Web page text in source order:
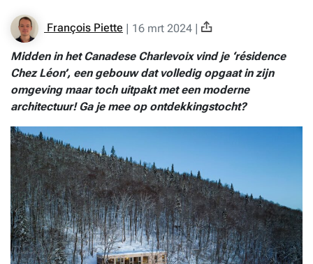
François Piette | 16 mrt 2024 |
Midden in het Canadese Charlevoix vind je ‘résidence
Chez Léon’, een gebouw dat volledig opgaat in zijn
omgeving maar toch uitpakt met een moderne
architectuur! Ga je mee op ontdekkingstocht?